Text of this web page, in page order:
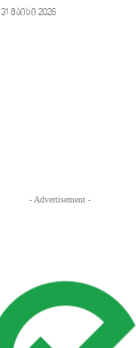
31 მაისი 2026
- Advertisement -